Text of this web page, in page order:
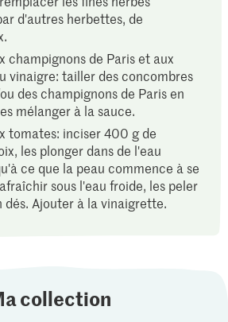
d'autres herbettes, de
champignons de Paris et aux
vinaigre: tailler des concombres
des champignons de Paris en
mélanger à la sauce.
tomates: inciser 400 g de
les plonger dans de l'eau
ce que la peau commence à se
sous l'eau froide, les peler
dés. Ajouter à la vinaigrette.
collection